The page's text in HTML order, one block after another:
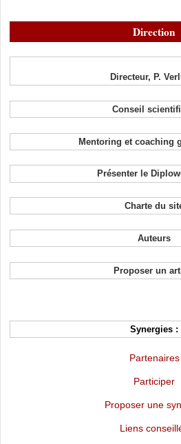
Direction
Directeur, P.
Conseil
Mentoring et coaching
Présenter le
Charte du
Auteurs
Proposer un
Synergies :
Partenaires
Participer
Proposer une
Liens